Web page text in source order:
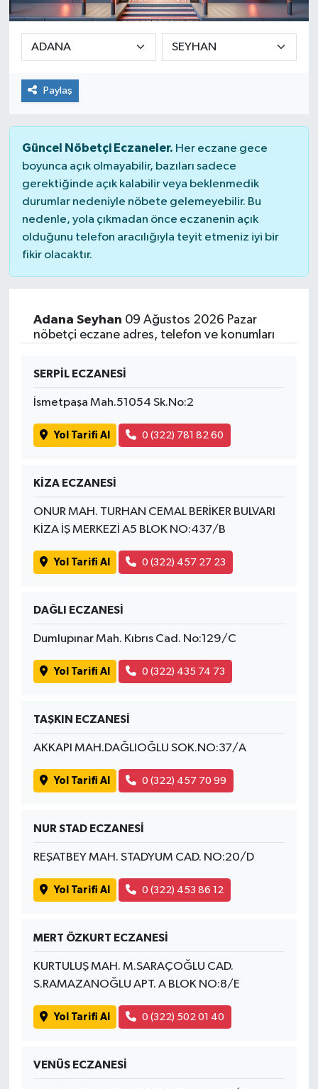
Paylaş
Güncel Nöbetçi Eczaneler. Her eczane gece
boyunca açık olmayabilir, bazıları sadece
gerektiğinde açık kalabilir veya beklenmedik
durumlar nedeniyle nöbete gelemeyebilir. Bu
nedenle, yola çıkmadan önce eczanenin açık
olduğunu telefon aracılığıyla teyit etmeniz iyi bir
fikir olacaktır.
Adana Seyhan 09 Ağustos 2026 Pazar
nöbetçi eczane adres, telefon ve konumları
SERPİL ECZANESİ
İsmetpaşa Mah.51054 Sk.No:2
Yol Tarifi Al 0 (322) 781 82 60
KİZA ECZANESİ
ONUR MAH. TURHAN CEMAL BERİKER BULVARI
KİZA İŞ MERKEZİ A5 BLOK NO:437/B
Yol Tarifi Al 0 (322) 457 27 23
DAĞLI ECZANESİ
Dumlupınar Mah. Kıbrıs Cad. No:129/C
Yol Tarifi Al 0 (322) 435 74 73
TAŞKIN ECZANESİ
AKKAPI MAH.DAĞLIOĞLU SOK.NO:37/A
Yol Tarifi Al 0 (322) 457 70 99
NUR STAD ECZANESİ
REŞATBEY MAH. STADYUM CAD. NO:20/D
Yol Tarifi Al 0 (322) 453 86 12
MERT ÖZKURT ECZANESİ
KURTULUŞ MAH. M.SARAÇOĞLU CAD.
S.RAMAZANOĞLU APT. A BLOK NO:8/E
Yol Tarifi Al 0 (322) 502 01 40
VENÜS ECZANESİ
Ekonomi
Sağlık
Teknoloji